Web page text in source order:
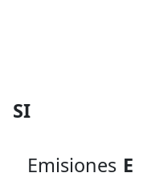
SI
Emisiones E